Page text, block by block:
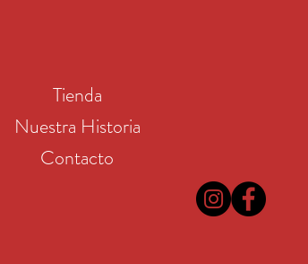
Tienda
Nuestra Historia
Contacto